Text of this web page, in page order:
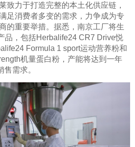
致力于打造完整的本土化供应链，
足消费者多变的需求，力争成为专
的重要举措。据悉，南京工厂将生
品，包括Herbalife24 CR7 Drive悦
Formula 1 sport运动营养粉和
机量蛋白粉，产能将达到一年
需求。